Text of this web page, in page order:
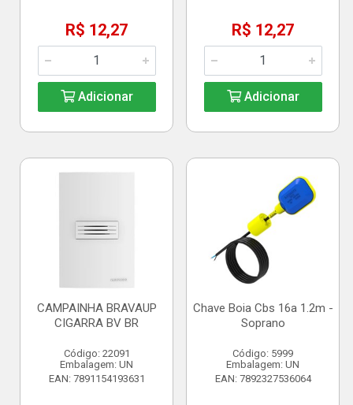
R$ 12,27
Adicionar
R$ 12,27
Adicionar
CAMPAINHA BRAVAUP
CIGARRA BV BR
Código: 22091
Embalagem: UN
EAN: 7891154193631
Chave Boia Cbs 16a 1.2m -
Soprano
Código: 5999
Embalagem: UN
EAN: 7892327536064